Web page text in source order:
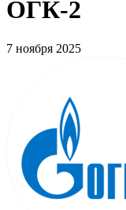
ОГК-2
7 ноября 2025